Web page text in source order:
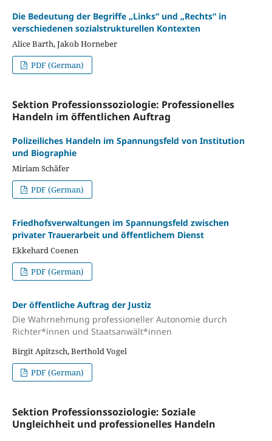
Die Bedeutung der Begriffe „Links“ und „Rechts“ in
verschiedenen sozialstrukturellen Kontexten
Alice Barth, Jakob Horneber
PDF (German)
Sektion Professionssoziologie: Professionelles
Handeln im öffentlichen Auftrag
Polizeiliches Handeln im Spannungsfeld von Institution
und Biographie
Miriam Schäfer
PDF (German)
Friedhofsverwaltungen im Spannungsfeld zwischen
privater Trauerarbeit und öffentlichem Dienst
Ekkehard Coenen
PDF (German)
Der öffentliche Auftrag der Justiz
Die Wahrnehmung professioneller Autonomie durch
Richter*innen und Staatsanwält*innen
Birgit Apitzsch, Berthold Vogel
PDF (German)
Sektion Professionssoziologie: Soziale
Ungleichheit und professionelles Handeln